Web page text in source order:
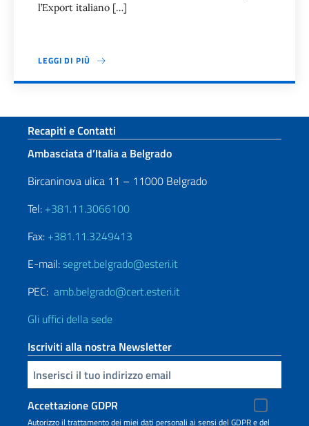
l’Export italiano […]
LEGGI DI PIÙ
Paginazione
Sezione footer
Recapiti e Contatti
Ambasciata d’Italia a Belgrado
Bircaninova ulica 11 – 11000 Belgrado
Tel: +381.11.3066100
Fax: +381.11.3249413
E-mail:segret.belgrado@esteri.it
PEC: amb.belgrado@cert.esteri.it
Gli uffici della sede
Iscriviti alla nostra Newsletter
Inserisci la tua email
Accettazione GDPR
Autorizzo il trattamento dei miei dati personali ai sensi del GDPR e del